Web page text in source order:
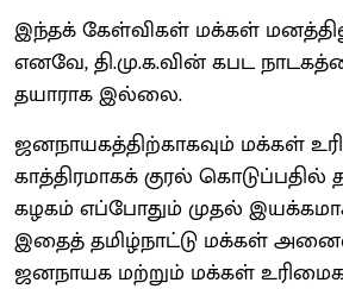
இந்தக் கேள்விகள் மக்கள்
எனவே, தி.மு.க.வின் கபட
தயாராக இல்லை.
ஜனநாயகத்திற்காகவும் மக்கள்
காத்திரமாகக் குரல் கொடுப்பதில்
கழகம் எப்போதும் முதல்
இதைத் தமிழ்நாட்டு மக்கள்
ஜனநாயக மற்றும் மக்கள்